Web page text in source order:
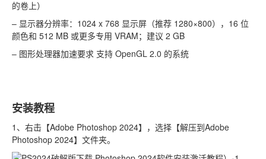
的卷上）
– 显示器分辨率：1024 x 768 显示屏（推荐 1280×800），16 位
颜色和 512 MB 或更多专用 VRAM；建议 2 GB
– 图形处理器加速要求 支持 OpenGL 2.0 的系统
安装教程
1、右击【Adobe Photoshop 2024】，选择【解压到Adobe
Photoshop 2024】文件夹。